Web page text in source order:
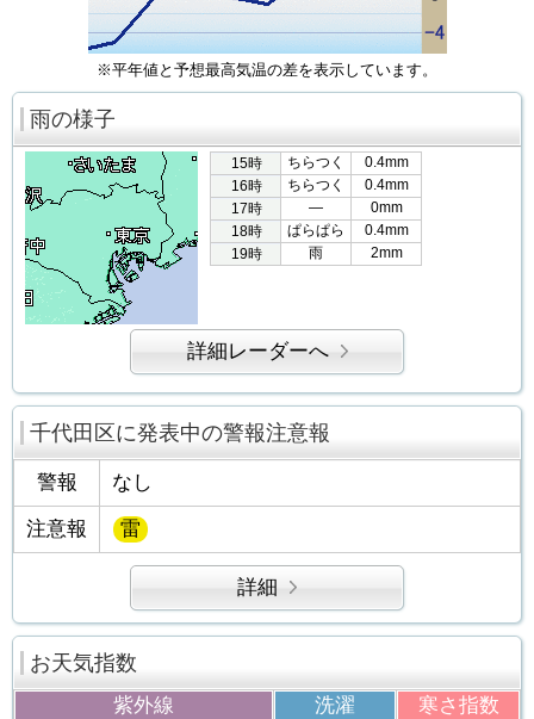
※平年値と予想最高気温の差を表示しています。
雨の様子
15時 ちらつく
0.4mm
16時
ちらつく
0.4mm
17時
―
0mm
18時
ぱらぱら
0.4mm
19時
雨 2mm
詳細レーダーへ
千代田区に発表中の警報注意報
警報 なし
注意報 雷
詳細
お天気指数
紫外線 洗濯 寒さ指数